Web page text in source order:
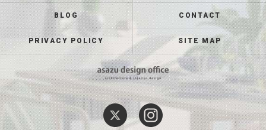
BLOG CONTACT
PRIVACY POLICY SITE MAP